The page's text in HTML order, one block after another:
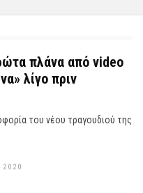
πλάνα από video
λίγο πριν
του νέου τραγουδιού της
2020